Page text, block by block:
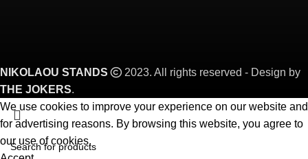
NIKOLAOU STANDS
2023. All rights reserved - Design by
THE JOKERS.
We use cookies to improve your experience on our website and
for advertising reasons. By browsing this website, you agree to
our use of cookies.